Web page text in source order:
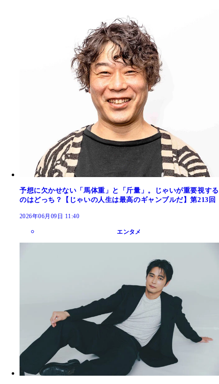
予想に欠かせない「馬体重」と「斤量」。じゃいが重要視する
のはどっち？【じゃいの人生は最高のギャンブルだ】第213回
2026年06月09日 11:40
エンタメ